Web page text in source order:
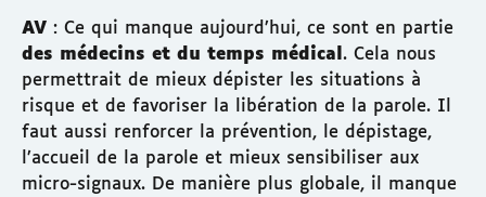
AV : Ce qui manque aujourd’hui, ce sont en partie
des médecins et du temps médical . Cela nous
permettrait de mieux dépister les situations à
risque et de favoriser la libération de la parole. Il
faut aussi renforcer la prévention, le dépistage,
l’accueil de la parole et mieux sensibiliser aux
micro-signaux. De manière plus globale, il manque